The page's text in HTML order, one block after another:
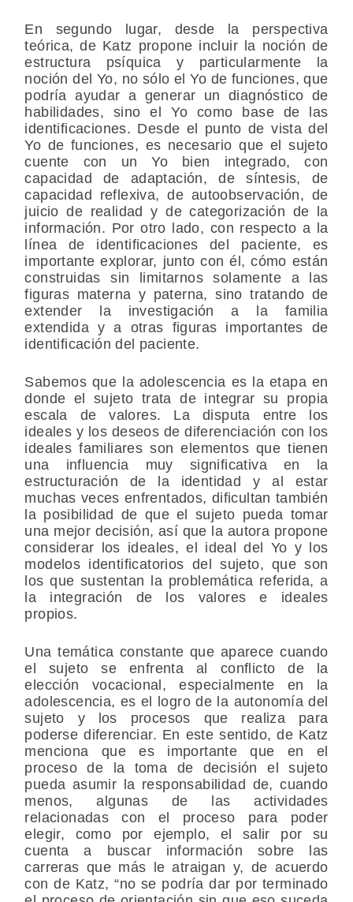
En segundo lugar, desde la perspectiva
teórica, de Katz propone incluir la noción de
estructura psíquica y particularmente la
noción del Yo, no sólo el Yo de funciones, que
podría ayudar a generar un diagnóstico de
habilidades, sino el Yo como base de las
identificaciones. Desde el punto de vista del
Yo de funciones, es necesario que el sujeto
cuente con un Yo bien integrado, con
capacidad de adaptación, de síntesis, de
capacidad reflexiva, de autoobservación, de
juicio de realidad y de categorización de la
información. Por otro lado, con respecto a la
línea de identificaciones del paciente, es
importante explorar, junto con él, cómo están
construidas sin limitarnos solamente a las
figuras materna y paterna, sino tratando de
extender la investigación a la familia
extendida y a otras figuras importantes de
identificación del paciente.
Sabemos que la adolescencia es la etapa en
donde el sujeto trata de integrar su propia
escala de valores. La disputa entre los
ideales y los deseos de diferenciación con los
ideales familiares son elementos que tienen
una influencia muy significativa en la
estructuración de la identidad y al estar
muchas veces enfrentados, dificultan también
la posibilidad de que el sujeto pueda tomar
una mejor decisión, así que la autora propone
considerar los ideales, el ideal del Yo y los
modelos identificatorios del sujeto, que son
los que sustentan la problemática referida, a
la integración de los valores e ideales
propios.
Una temática constante que aparece cuando
el sujeto se enfrenta al conflicto de la
elección vocacional, especialmente en la
adolescencia, es el logro de la autonomía del
sujeto y los procesos que realiza para
poderse diferenciar. En este sentido, de Katz
menciona que es importante que en el
proceso de la toma de decisión el sujeto
pueda asumir la responsabilidad de, cuando
menos, algunas de las actividades
relacionadas con el proceso para poder
elegir, como por ejemplo, el salir por su
cuenta a buscar información sobre las
carreras que más le atraigan y, de acuerdo
con de Katz, “no se podría dar por terminado